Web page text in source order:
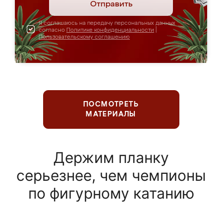
Отправить
Я соглашаюсь на передачу персональных данных
согласно Политике конфиденциальности
Пользовательскому соглашению
ПОСМОТРЕТЬ
МАТЕРИАЛЫ
Держим планку
серьезнее, чем чемпионы
по фигурному катанию